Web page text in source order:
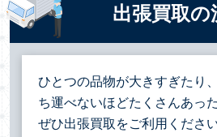
出張買取の
ひとつの品物が大きすぎたり
ち運べないほどたくさんあっ
ぜひ出張買取をご利用ください